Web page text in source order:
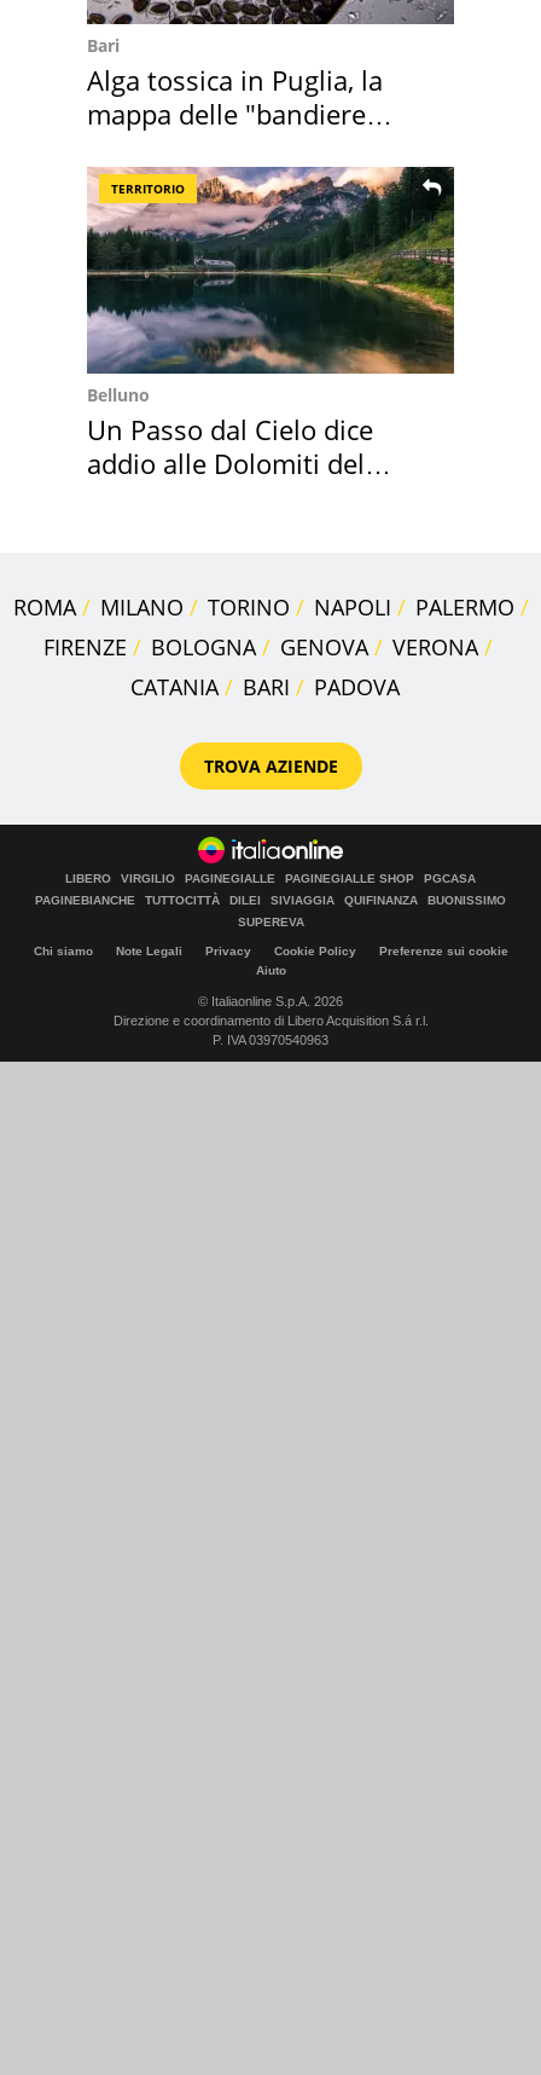
Bari
Alga tossica in Puglia, la
mappa delle "bandiere
TERRITORIO
Belluno
Un Passo dal Cielo dice
addio alle Dolomiti del
ROMA MILANO TORINO NAPOLI
PALERMO
FIRENZE
BOLOGNA GENOVA
VERONA
CATANIA
BARI PADOVA
TROVA AZIENDE
LIBERO VIRGILIO PAGINEGIALLE PAGINEGIALLE SHOP
PGCASA
PAGINEBIANCHE
TUTTOCITTÀ DILEI SIVIAGGIA QUIFINANZA
BUONISSIMO
SUPEREVA
Chi siamo Note Legali Privacy Cookie Policy
Preferenze sui cookie
Aiuto
© Italiaonline S.p.A. 2026
Direzione e coordinamento di Libero Acquisition S.á r.l.
P. IVA 03970540963